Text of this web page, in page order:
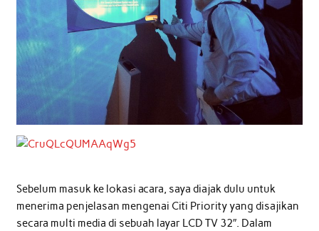
Sebelum masuk ke lokasi acara, saya diajak dulu untuk
menerima penjelasan mengenai Citi Priority yang disajikan
secara multi media di sebuah layar LCD TV 32″. Dalam